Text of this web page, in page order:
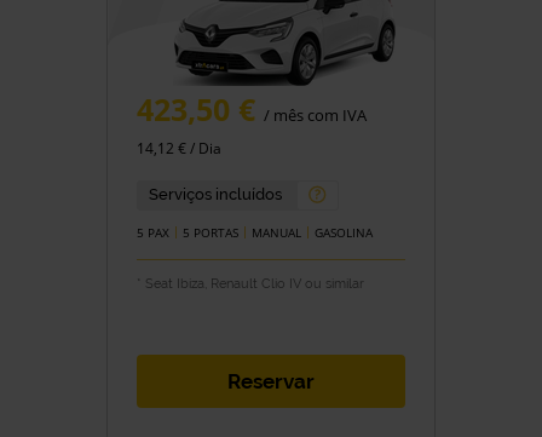
Minivan
Carrinhas Mercadorias
Híbrido/ Gasolina
Automática
423,50 € / mês com IVA
14,12 € / Dia
Serviços incluídos
5 PAX 5 PORTAS MANUAL GASOLINA
* Seat Ibiza, Renault Clio IV ou similar
Reservar